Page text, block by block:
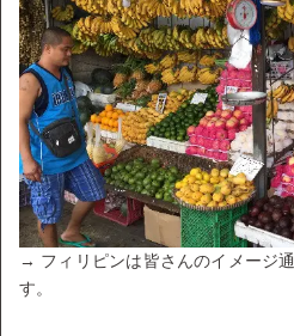
→ フィリピンは皆さんのイメージ
す。